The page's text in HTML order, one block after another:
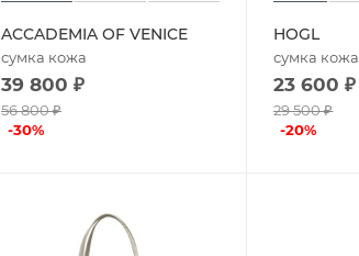
ACCADEMIA OF VENICE
сумка кожа
39 800 ₽
56 800₽
-30%
HOGL
сумка кожа
23 600 ₽
29 500₽
-20%